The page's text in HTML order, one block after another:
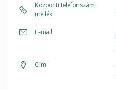
Központi telefonszám,
mellék
E-mail
Cím